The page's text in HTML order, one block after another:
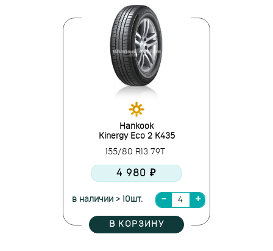
Hankook
Kinergy Eco 2 K435
155/80 R13 79T
4 980 ₽
в наличии > 10шт.
В КОРЗИНУ